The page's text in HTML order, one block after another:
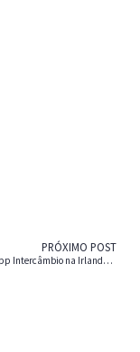
PRÓXIMO POST
Grupo whatsapp Intercâmbio na Irlanda 2022